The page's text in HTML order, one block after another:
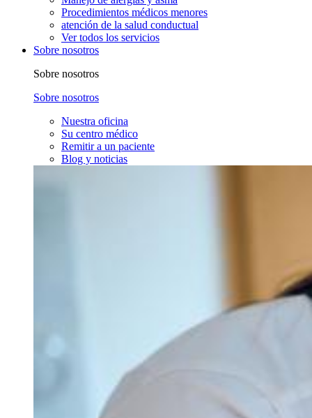
Procedimientos médicos menores
atención de la salud conductual
Ver todos los servicios
Sobre nosotros
Sobre nosotros
Sobre nosotros
Nuestra oficina
Su centro médico
Remitir a un paciente
Blog y noticias